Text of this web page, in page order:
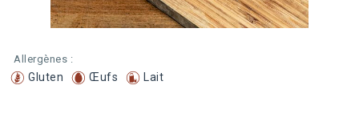
Allergènes :
Gluten Œufs Lait